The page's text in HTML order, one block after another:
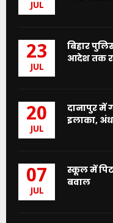
JUL
23
JUL
बिहार
आदेश तक
20
JUL
दानापुर में
इलाका,
07
JUL
स्कूल में
बवाल